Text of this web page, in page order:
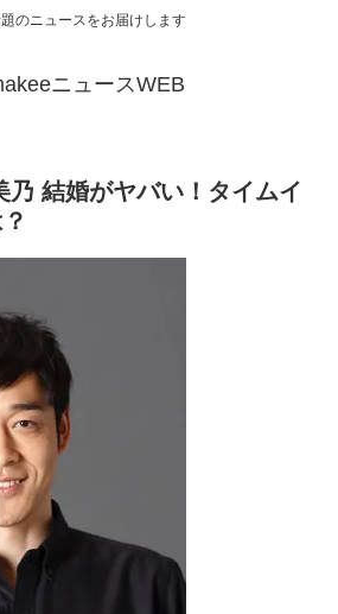
のニュースをお届けします
ニュースWEB
乃 結婚がヤバい！タイムイ